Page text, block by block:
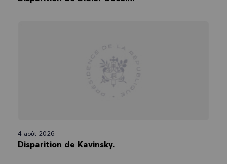
4 août 2026
Disparition de Kavinsky.